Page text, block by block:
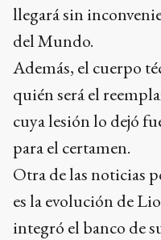
llegará sin
del Mundo.
Además, el cuerpo
quién será el
cuya lesión lo dejó
para el certamen.
Otra de las noticias
es la evolución de
integró el banco de